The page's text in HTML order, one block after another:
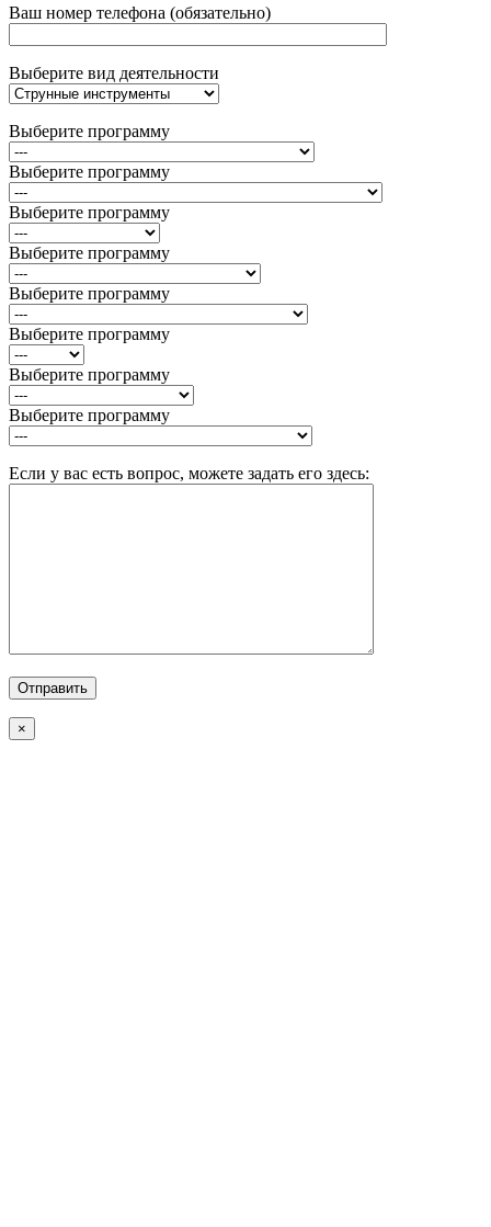
Ваш номер телефона (обязательно)
Выберите вид деятельности
Выберите программу
Выберите программу
Выберите программу
Выберите программу
Выберите программу
Выберите программу
Выберите программу
Выберите программу
Если у вас есть вопрос, можете задать его здесь:
×